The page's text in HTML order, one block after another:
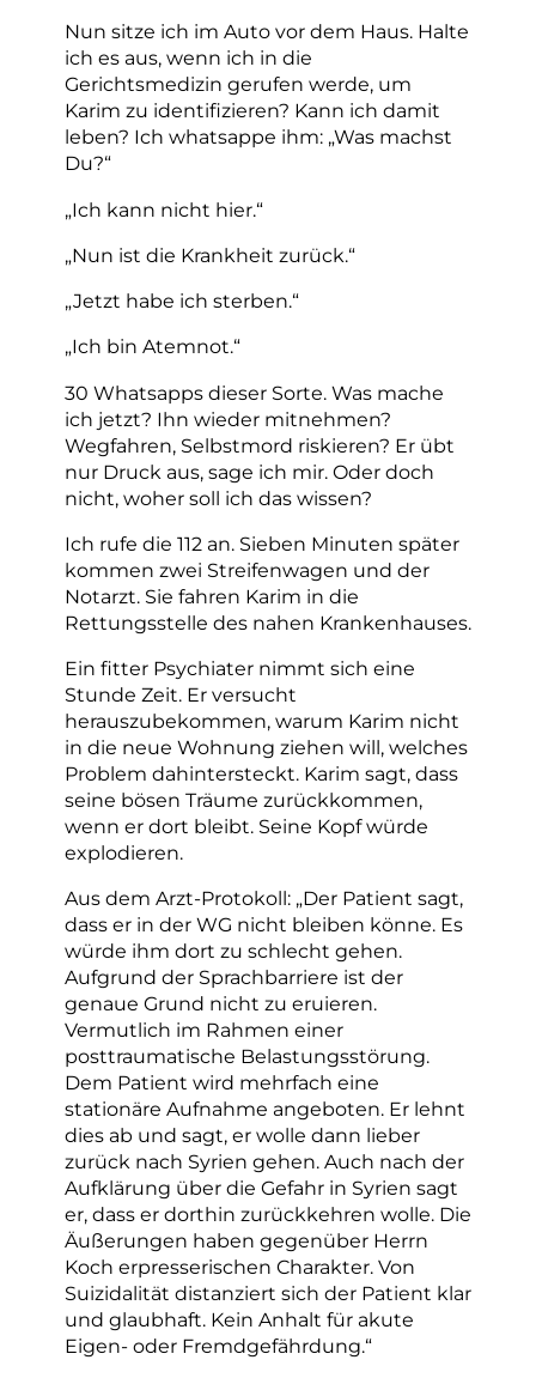
Nun sitze ich im Auto vor dem Haus. Halte
ich es aus, wenn ich in die
Gerichtsmedizin gerufen werde, um
Karim zu identifizieren? Kann ich damit
leben? Ich whatsappe ihm: „Was machst
Du?“
„Ich kann nicht hier.“
„Nun ist die Krankheit zurück.“
„Jetzt habe ich sterben.“
„Ich bin Atemnot.“
30 Whatsapps dieser Sorte. Was mache
ich jetzt? Ihn wieder mitnehmen?
Wegfahren, Selbstmord riskieren? Er übt
nur Druck aus, sage ich mir. Oder doch
nicht, woher soll ich das wissen?
Ich rufe die 112 an. Sieben Minuten später
kommen zwei Streifenwagen und der
Notarzt. Sie fahren Karim in die
Rettungsstelle des nahen Krankenhauses.
Ein fitter Psychiater nimmt sich eine
Stunde Zeit. Er versucht
herauszubekommen, warum Karim nicht
in die neue Wohnung ziehen will, welches
Problem dahintersteckt. Karim sagt, dass
seine bösen Träume zurückkommen,
wenn er dort bleibt. Seine Kopf würde
explodieren.
Aus dem Arzt-Protokoll: „Der Patient sagt,
dass er in der WG nicht bleiben könne. Es
würde ihm dort zu schlecht gehen.
Aufgrund der Sprachbarriere ist der
genaue Grund nicht zu eruieren.
Vermutlich im Rahmen einer
posttraumatische Belastungsstörung.
Dem Patient wird mehrfach eine
stationäre Aufnahme angeboten. Er lehnt
dies ab und sagt, er wolle dann lieber
zurück nach Syrien gehen. Auch nach der
Aufklärung über die Gefahr in Syrien sagt
er, dass er dorthin zurückkehren wolle. Die
Äußerungen haben gegenüber Herrn
Koch erpresserischen Charakter. Von
Suizidalität distanziert sich der Patient klar
und glaubhaft. Kein Anhalt für akute
Eigen- oder Fremdgefährdung.“